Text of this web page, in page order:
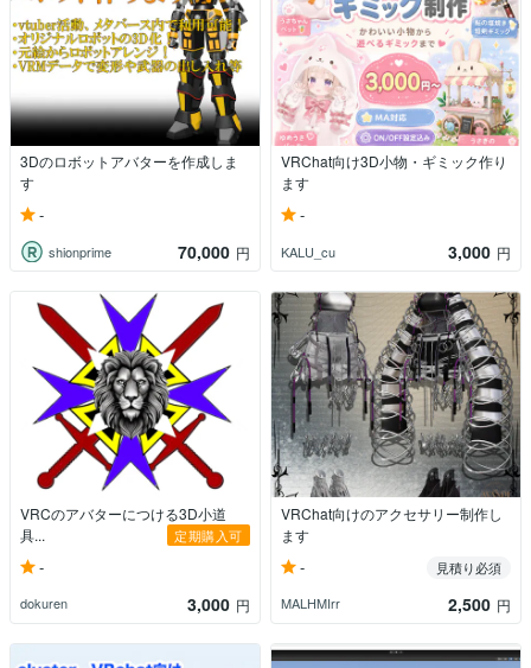
3Dのロボットアバターを作成しま
す
-
shionprime 70,000 円
VRChat向け3D小物・ギミック作り
ます
-
KALU_cu 3,000 円
VRCのアバターにつける3D小道
具...
定期購入可
-
dokuren 3,000 円
VRChat向けのアクセサリー制作し
ます
-
見積り必須
MALHMIrr
2,500 円